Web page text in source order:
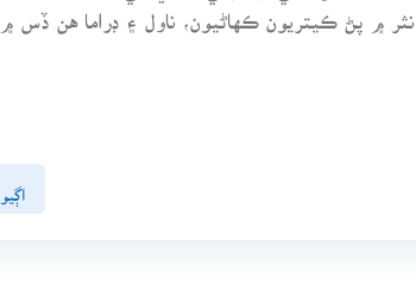
۾ پڻ ڪيتريون ڪهاڻيون، ناول ۽ ڊراما هن ڏس ۾